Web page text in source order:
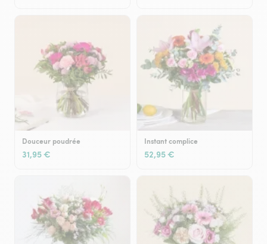
Douceur poudrée
31,95 €
Instant complice
52,95 €